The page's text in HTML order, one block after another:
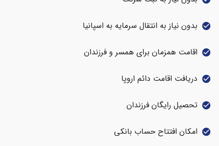
check_circle بدون نیاز به انتقال سرمایه به اسپانیا
check_circle اقامت همزمان برای همسر و فرزندان
check_circle دریافت اقامت دائم اروپا
check_circle تحصیل رایگان فرزندان
check_circle امکان افتتاح حساب بانکی